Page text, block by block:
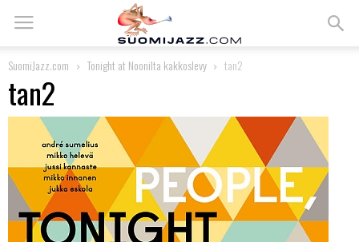
SuomiJazz.com Tonight at Noonilta kakkoslevy tan2
tan2